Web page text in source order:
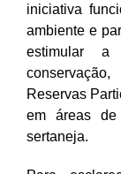
iniciativa
ambiente e
estimular
Reservas
em áreas de
sertaneja.